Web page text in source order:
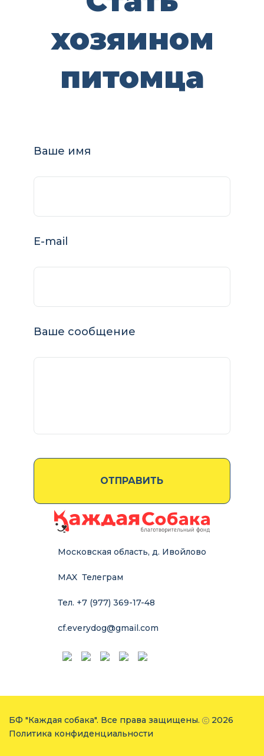
хозяином
питомца
Ваше имя
E-mail
Ваше сообщение
Московская область, д. Ивойлово
MAX Телеграм
Тел. +7 (977) 369-17-48
cf.everydog@gmail.com
БФ "Каждая собака". Все права защищены.
2026
Политика конфиденциальности